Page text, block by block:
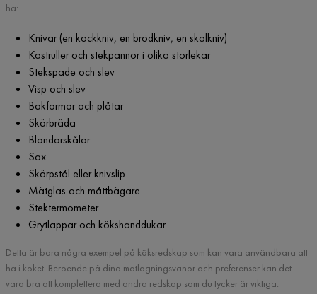
ha:
Knivar (en kockkniv, en brödkniv, en skalkniv)
Kastruller och stekpannor i olika storlekar
Stekspade och slev
Visp och slev
Bakformar och plåtar
Skärbräda
Blandarskålar
Sax
Skärpstål eller knivslip
Mätglas och måttbägare
Stektermometer
Grytlappar och kökshanddukar
Detta är bara några exempel på köksredskap som kan vara användbara att
ha i köket. Beroende på dina matlagningsvanor och preferenser kan det
vara bra att komplettera med andra redskap som du tycker är viktiga.